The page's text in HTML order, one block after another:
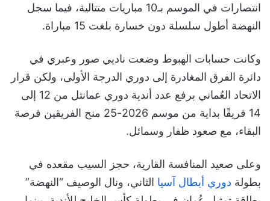
انتصارات في الموسم بـ10 مباريات متتالية، فيما سجل
النهضة أطول سلسلة دون خسارة بلغت 15 مباراة.
وكانت حسابات الهبوط وضعت ناديي صور وعبري في
دائرة الفرق المغادرة إلى دوري الدرجة الأولى، ولكن قرار
الاتحاد العُماني برفع عدد أندية دوري عمانتل من 12 إلى
14 فريقًا بداية من موسم 2026-25 منح الفريقين فرصة
البقاء، مع صعود ظفار وسمائل.
وعلى صعيد المنافسة القارية، حجز السيب مقعده في
بطولة دوري أبطال آسيا الثاني، ونال الوصيف “النهضة”